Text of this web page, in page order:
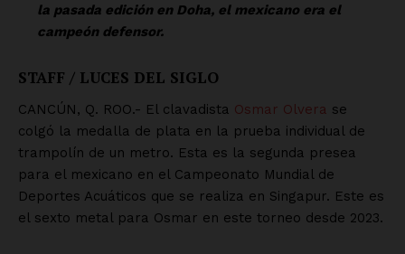
la pasada edición en Doha, el mexicano era el
campeón defensor.
STAFF / LUCES DEL SIGLO
CANCÚN, Q. ROO.- El clavadista Osmar Olvera se
colgó la medalla de plata en la prueba individual de
trampolín de un metro. Esta es la segunda presea
para el mexicano en el Campeonato Mundial de
Deportes Acuáticos que se realiza en Singapur. Este es
el sexto metal para Osmar en este torneo desde 2023.